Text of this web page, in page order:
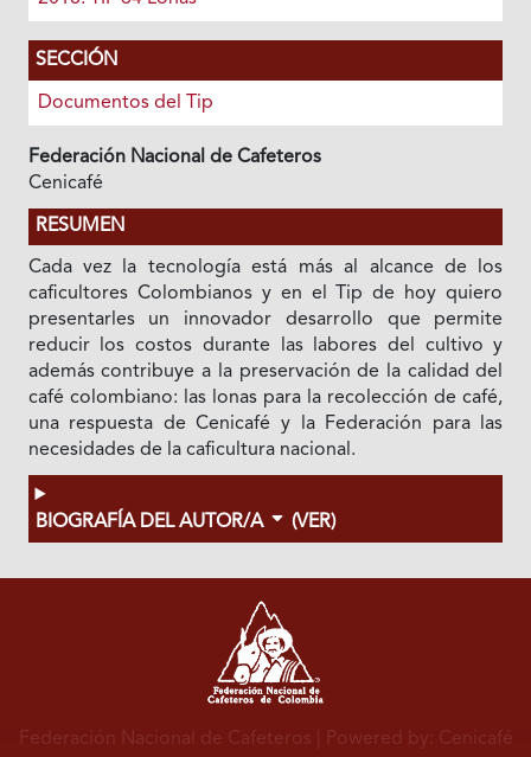
SECCIÓN
Documentos del Tip
Federación Nacional de Cafeteros
Cenicafé
RESUMEN
Cada vez la tecnología está más al alcance de los
caficultores Colombianos y en el Tip de hoy quiero
presentarles un innovador desarrollo que permite
reducir los costos durante las labores del cultivo y
además contribuye a la preservación de la calidad del
café colombiano: las lonas para la recolección de café,
una respuesta de Cenicafé y la Federación para las
necesidades de la caficultura nacional.
BIOGRAFÍA DEL AUTOR/A (VER)
Federación Nacional de Cafeteros | Powered by: Cenicafé